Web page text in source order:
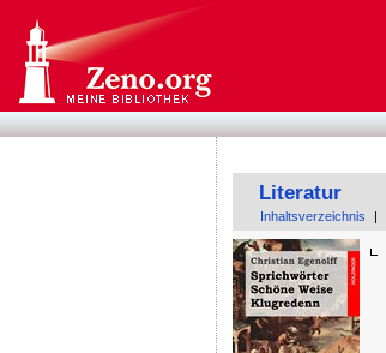
Literatur
Inhaltsverzeichnis